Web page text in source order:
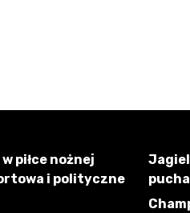
piłce nożnej
i polityczne